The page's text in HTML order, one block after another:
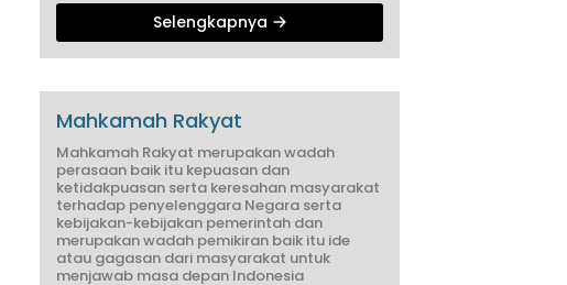
Selengkapnya
Mahkamah Rakyat
Mahkamah Rakyat merupakan wadah
perasaan baik itu kepuasan dan
ketidakpuasan serta keresahan masyarakat
terhadap penyelenggara Negara serta
kebijakan-kebijakan pemerintah dan
merupakan wadah pemikiran baik itu ide
atau gagasan dari masyarakat untuk
menjawab masa depan Indonesia